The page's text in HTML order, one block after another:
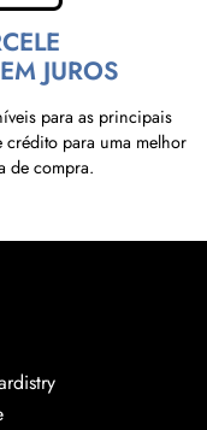
JUROS
para as principais
crédito para uma melhor
de compra.